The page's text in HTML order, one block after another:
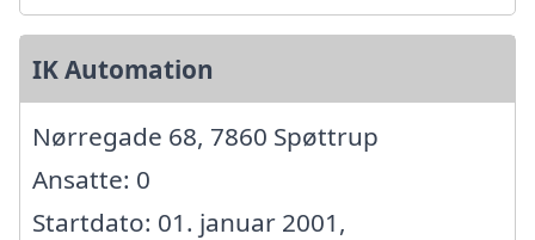
IK Automation
Nørregade 68, 7860 Spøttrup
Ansatte: 0
Startdato: 01. januar 2001,